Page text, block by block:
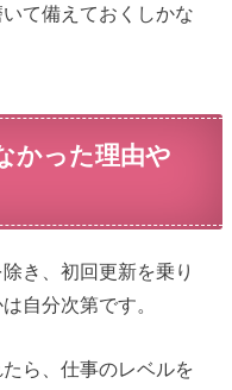
て備えておくしかな
かった理由や
き、初回更新を乗り
自分次第です。
ら、仕事のレベルを